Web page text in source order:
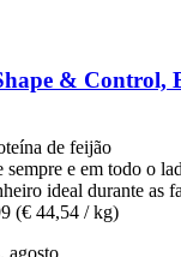
& Control,
de feijão
sempre e em todo o
ideal durante as
(€ 44,54 / kg)